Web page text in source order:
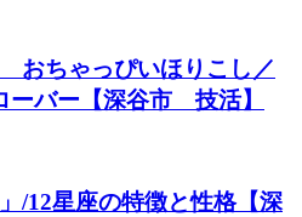
おちゃっぴいほりこし／
ーバー【深谷市 技活】
/12星座の特徴と性格【深